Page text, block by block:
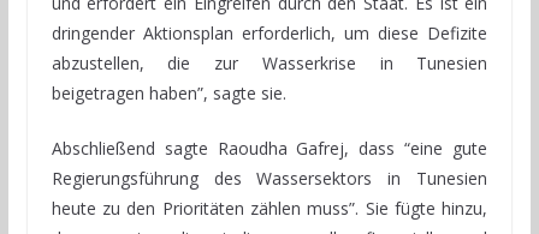
dringender Aktionsplan erforderlich, um diese Defizite
abzustellen, die zur Wasserkrise in Tunesien
beigetragen haben”, sagte sie.
Abschließend sagte Raoudha Gafrej, dass “eine gute
Regierungsführung des Wassersektors in Tunesien
heute zu den Prioritäten zählen muss”. Sie fügte hinzu,